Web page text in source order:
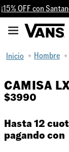
OFF con
Hombre
CAMISA
$3990
Hasta 12
pagando con